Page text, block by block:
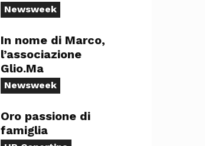
Newsweek
In nome di Marco,
l’associazione
Glio.Ma
Newsweek
Oro passione di
famiglia